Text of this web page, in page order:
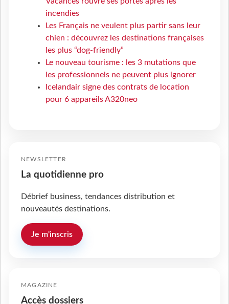
incendies
Les Français ne veulent plus partir sans leur
chien : découvrez les destinations françaises
les plus “dog-friendly”
Le nouveau tourisme : les 3 mutations que
les professionnels ne peuvent plus ignorer
Icelandair signe des contrats de location
pour 6 appareils A320neo
NEWSLETTER
La quotidienne pro
Débrief business, tendances distribution et
nouveautés destinations.
Je m'inscris
MAGAZINE
Accès dossiers